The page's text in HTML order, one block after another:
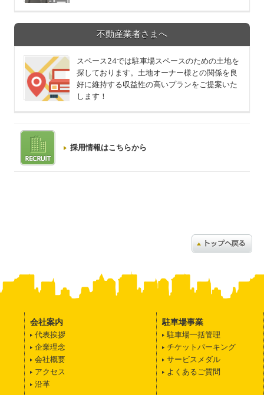
不動産業者さまへ
スペース24では駐車場スペースのための土地を
探しております。土地オーナー様との関係を良
好に維持する収益性の高いプランをご提案いた
します！
採用情報はこちらから
会社案内
代表挨拶
企業理念
会社概要
アクセス
沿革
駐車場事業
駐車場一括管理
チケットパーキング
サービスメダル
よくあるご質問